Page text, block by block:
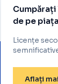
de pe
Licențe
Aflați